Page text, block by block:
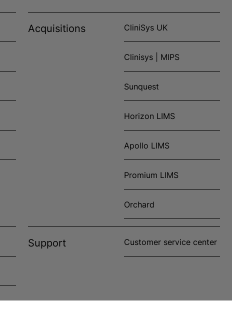
Acquisitions CliniSys UK
Clinisys | MIPS
Sunquest
Horizon LIMS
Apollo LIMS
Promium LIMS
Orchard
Support Customer service center